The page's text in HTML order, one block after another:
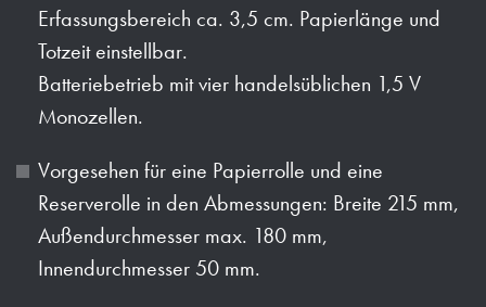
Erfassungsbereich ca. 3,5 cm. Papierlänge und
Totzeit einstellbar.
Batteriebetrieb mit vier handelsüblichen 1,5 V
Monozellen.
Vorgesehen für eine Papierrolle und eine
Reserverolle in den Abmessungen: Breite 215 mm,
Außendurchmesser max. 180 mm,
Innendurchmesser 50 mm.